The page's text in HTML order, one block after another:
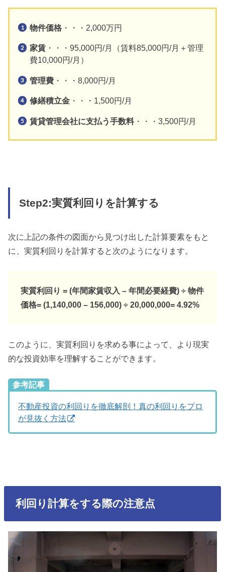
物件価格 ・・・2,000万円
家賃 ・・・95,000円/月（賃料85,000円/月＋管理
費10,000円/月）
管理費 ・・・8,000円/月
修繕積立金 ・・・1,500円/月
賃貸管理会社に支払う手数料・・・3,500円/月
Step2:実質利回りを計算する
次に上記の条件の図面から見つけ出した計算要素をもと
に、実質利回りを計算すると次のようになります。
実質利回り = (年間家賃収入 – 年間必要経費) ÷ 物件
価格= (1,140,000 – 156,000) ÷ 20,000,000= 4.92%
このように、実質利回りを求める事によって、より現実
的な投資効率を理解することができます。
参考記事
不動産投資の利回りを徹底解剖！真の利回りをプロ
が見抜く方法
利回り計算をする際の注意点